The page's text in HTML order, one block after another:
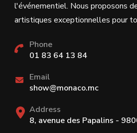
l'événementiel. Nous proposons
artistiques exceptionnelles pour
Phone
01 83 64 13 84
Email
show@monaco.mc
Address
8, avenue des Papalins -